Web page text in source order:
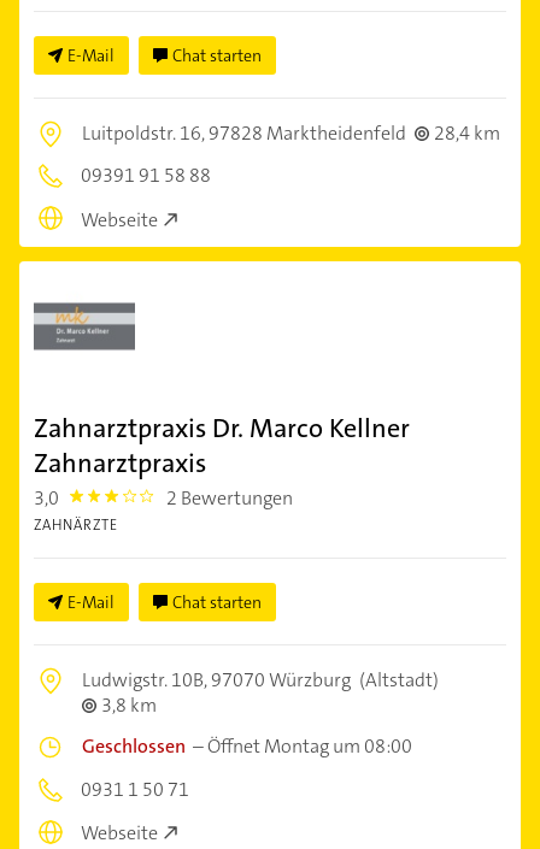
E-Mail Chat starten
Luitpoldstr. 16,97828 Marktheidenfeld
28,4 km
09391 91 58 88
Webseite
Zahnarztpraxis Dr. Marco Kellner
Zahnarztpraxis
3,0 3.0 2 Bewertungen
ZAHNÄRZTE
E-Mail Chat starten
Ludwigstr. 10B,97070 Würzburg (Altstadt)
3,8 km
Geschlossen –Öffnet Montag um 08:00
0931 1 50 71
Webseite